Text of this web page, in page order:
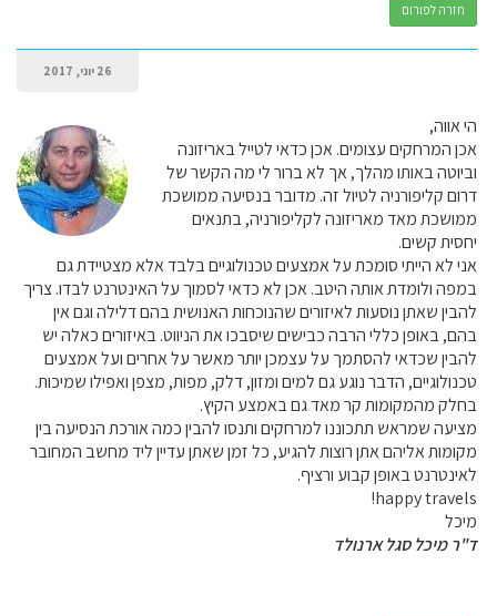
חזרה לפורום
26 יוני, 2017
הי אווה,
אכן המרחקים עצומים. אכן כדאי לטייל באריזונה
וביוטה באותו מהלך, אך לא ברור לי מה הקשר של
דרום קליפורניה לטיול זה. מדובר בנסיעה ממושכת
ממושכת מאד מאריזונה לקליפורניה, בתנאים
יחסית קשים.
אני לא הייתי סומכת על אמצעים טכנולוגיים בלבד אלא מצטיידת גם
במפה ולומדת אותה היטב. אכן לא כדאי לסמוך על האינטרנט לבדו. צריך
להבין שאתן נוסעות לאיזורים שהנוכחות האנושית בהם דלילה וגם אין
בהם, באופן כללי הרבה כבישים שיסבכו את הניווט. באיזורים כאלה יש
להבין שכדאי להסתמך על עצמכן יותר מאשר על אחרים ועל אמצעים
טכנולוגיים, הדבר נוגע גם למים ומזון, דלק, מפות, מצפן ואפילו שמיכות.
בחלק מהמקומות קר מאד גם באמצע הקיץ.
מציעה שמראש תתכוננו למרחקים ותנסו להבין כמה אורכת הנסיעה בין
מקומות אליהם אתן רוצות להגיע, כל זמן שאתן עדיין ליד מחשב המחובר
לאינטרנט באופן קבוע ורציף.
happy travels!
מיכל
ד"ר מיכל סגל ארנולד